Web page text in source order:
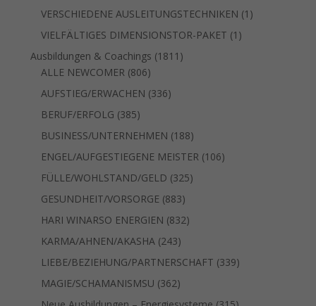
Produkte
VERSCHIEDENE AUSLEITUNGSTECHNIKEN 1 1
VIELFÄLTIGES DIMENSIONSTOR-PAKET 1 1
Ausbildungen & Coachings 1811 1811
ALLE NEWCOMER 806806
Produkte
AUFSTIEG/ERWACHEN 336336
BERUF/ERFOLG 385385
Produkte
BUSINESS/UNTERNEHMEN 188188
Produkte
ENGEL/AUFGESTIEGENE MEISTER 106106
FÜLLE/WOHLSTAND/GELD 325325
GESUNDHEIT/VORSORGE 883883
Produkte
HARI WINARSO ENERGIEN 832832
KARMA/AHNEN/AKASHA 243243
Produkte
LIEBE/BEZIEHUNG/PARTNERSCHAFT 339339
MAGIE/SCHAMANISMSU 362362
Produkte